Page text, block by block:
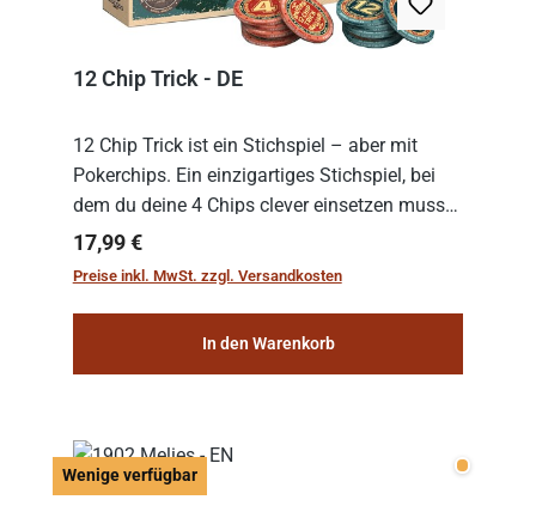
12 Chip Trick - DE
12 Chip Trick ist ein Stichspiel – aber mit
Pokerchips. Ein einzigartiges Stichspiel, bei
dem du deine 4 Chips clever einsetzen musst.
Wer die Chips mit dem höchsten Gesamtwert
hat, gewinnt die Runde. Aber Vorsicht: D...
Regulärer Preis:
17,99 €
Preise inkl. MwSt. zzgl. Versandkosten
In den Warenkorb
Wenige verfügbar Wenige